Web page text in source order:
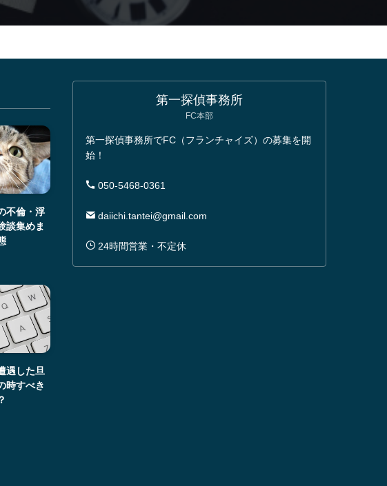
不倫・浮
談集めま
遇した旦
時すべき
第一探偵事務所
FC本部
第一探偵事務所でFC（フランチャイズ）の募集を開
始！
050-5468-0361
daiichi.tantei@gmail.com
24時間営業・不定休